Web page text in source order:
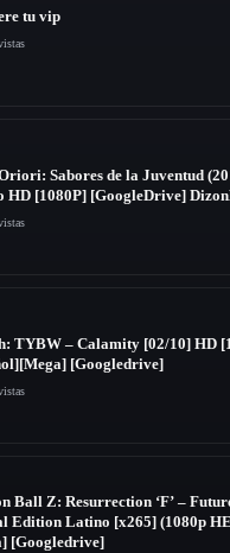
tu vip
Sabores de la Juventud
HD [1080P] [GoogleDrive]
TYBW – Calamity [02/10] HD
[Googledrive]
Ball Z: Resurrection ‘F’ –
Edition Latino [x265] (1080p
[Googledrive]